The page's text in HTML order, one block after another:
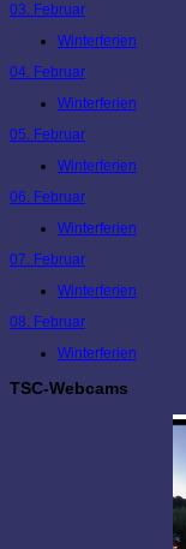
03. Februar
Winterferien
04. Februar
Winterferien
05. Februar
Winterferien
06. Februar
Winterferien
07. Februar
Winterferien
08. Februar
Winterferien
TSC-Webcams